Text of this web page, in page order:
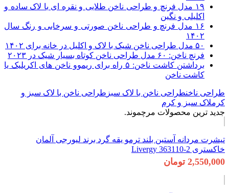
۱۹ مدل فرنچ و طراحی ناخن طلایی و نقره ای با لاک ساده و
اکلیلی و نگین
۱۶ مدل فرنچ و طراحی ناخن صورتی و سرخابی و رنگ سال
۱۴۰۲
۵۰ مدل طراحی ناخن شیک با لاک و اکلیل در خانه برای ۱۴۰۲
فرنچ ناخن: ۶۰ مدل طراحی ناخن کوتاه بسیار شیک در ۲۰۲۳
برداشتن کاشت ناخن: ۵ راه برای ریموو ناخن های اکریلیک یا
کاشت ناخن
طراحی ناخنطراحی ناخن با لاک سبز طراحی ناخن با لاک سبز و
کرملاک سبز و کرم
جدید ترین محصولات مرچموند.
تیشرت مردانه آستین بلند ترمو یقه گرد برند لیورجی آلمان
خاکستری 2-363110 Livergy
2,550,000 تومان